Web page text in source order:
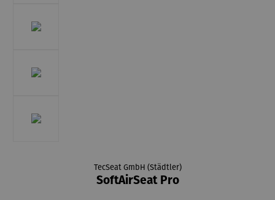
TecSeat GmbH (Städtler)
SoftAirSeat Pro